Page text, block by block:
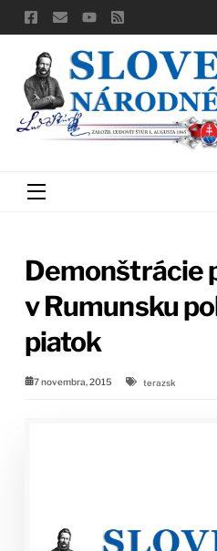
Skip
to
content
Menu
Demonštrácie
v Rumunsku
piatok
7 novembra, 2015 terazsk